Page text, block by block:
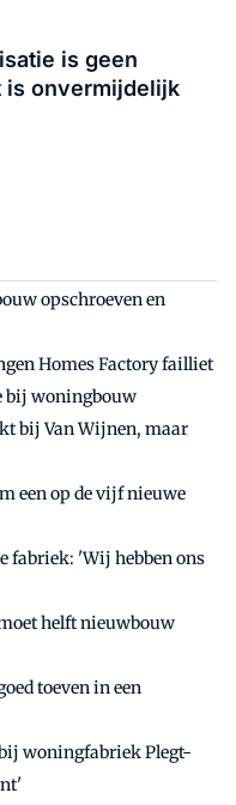
is geen
is onvermijdelijk
opschroeven en
Homes Factory failliet
bij woningbouw
bij Van Wijnen, maar
een op de vijf nieuwe
fabriek: 'Wij hebben ons
helft nieuwbouw
toeven in een
woningfabriek Plegt-